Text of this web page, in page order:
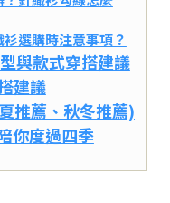
選購時注意事項？
與款式穿搭建議
建議
推薦、秋冬推薦)
你度過四季